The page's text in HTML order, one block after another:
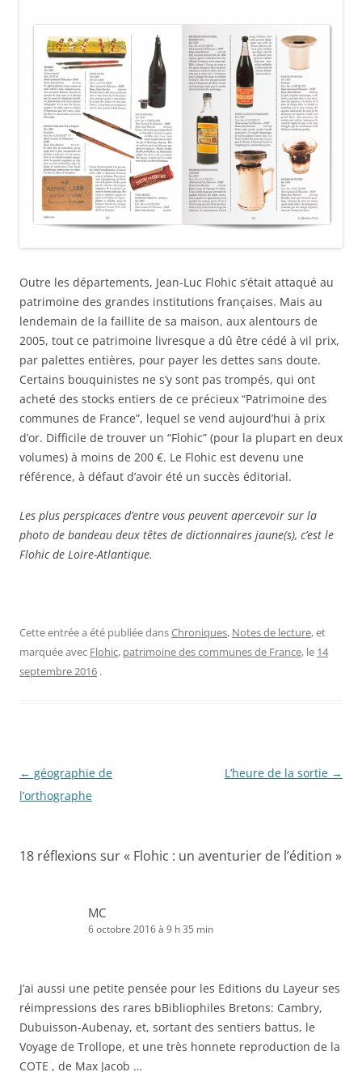
Outre les départements, Jean-Luc Flohic s’était attaqué au
patrimoine des grandes institutions françaises. Mais au
lendemain de la faillite de sa maison, aux alentours de
2005, tout ce patrimoine livresque a dû être cédé à vil prix,
par palettes entières, pour payer les dettes sans doute.
Certains bouquinistes ne s’y sont pas trompés, qui ont
acheté des stocks entiers de ce précieux “Patrimoine des
communes de France”, lequel se vend aujourd’hui à prix
d’or. Difficile de trouver un “Flohic” (pour la plupart en deux
volumes) à moins de 200 €. Le Flohic est devenu une
référence, à défaut d’avoir été un succès éditorial.
Les plus perspicaces d’entre vous peuvent apercevoir sur la
photo de bandeau deux têtes de dictionnaires jaune(s), c’est le
Flohic de Loire-Atlantique.
Cette entrée a été publiée dansChroniques, Notes de lecture, et
marquée avec Flohic, patrimoine des communes de France, le 14
septembre 2016 .
Navigation
des
← géographie de
l’orthographe
L’heure de la sortie →
18 réflexions sur « Flohic : un aventurier de l’édition »
MC
6 octobre 2016 à 9 h 35 min
J’ai aussi une petite pensée pour les Editions du Layeur ses
réimpressions des rares bBibliophiles Bretons: Cambry,
Dubuisson-Aubenay, et, sortant des sentiers battus, le
Voyage de Trollope, et une très honnete reproduction de la
COTE , de Max Jacob …